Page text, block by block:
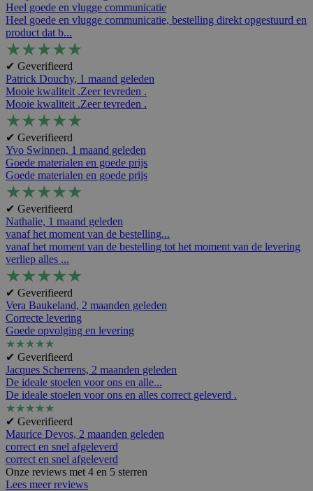
Heel goede en vlugge communicatie
Heel goede en vlugge communicatie, bestelling direkt opgestuurd en
product dat b...
★★★★★
✔ Geverifieerd
Patrick Douchy, 1 maand geleden
Mooie kwaliteit .Zeer tevreden .
Mooie kwaliteit .Zeer tevreden .
★★★★★
✔ Geverifieerd
Yvo Swinnen, 1 maand geleden
Goede materialen en goede prijs
Goede materialen en goede prijs
★★★★★
✔ Geverifieerd
Nathalie, 1 maand geleden
vanaf het moment van de bestelling...
vanaf het moment van de bestelling tot het moment van de levering
verliep alles ...
★★★★★
✔ Geverifieerd
Vera Baukeland, 2 maanden geleden
Correcte levering
Goede opvolging en levering
★★★★★
✔ Geverifieerd
Jacques Scherrens, 2 maanden geleden
De ideale stoelen voor ons en alle...
De ideale stoelen voor ons en alles correct geleverd .
★★★★★
✔ Geverifieerd
Maurice Devos, 2 maanden geleden
correct en snel afgeleverd
correct en snel afgeleverd
Onze reviews met 4 en 5 sterren
Lees meer reviews